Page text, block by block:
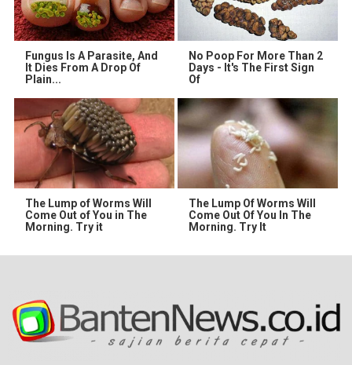
Fungus Is A Parasite, And
It Dies From A Drop Of
Plain...
No Poop For More Than 2
Days - It's The First Sign
Of
The Lump of Worms Will
Come Out of You in The
Morning. Try it
The Lump Of Worms Will
Come Out Of You In The
Morning. Try It